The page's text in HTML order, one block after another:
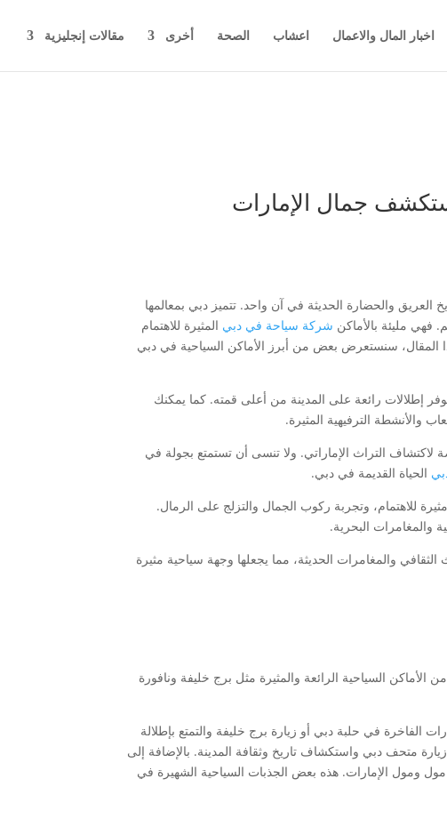
اخبار المال والاعمال اعشاب الصحة أخرى مقالات إنجليزية
جمال الإمارات
العريق والحضارة الحديثة في آن واحد. تتميز دبي بمعالمها
فهي مليئة بالأماكن شركة سياحة في دبي المثيرة للاهتمام
المقال، سنستعرض بعض من أبرز الأماكن السياحية في دبي
إطلالات رائعة على المدينة من أعلى قمته. كما يمكنك
والأنشطة الترفيهية المثيرة.
التراث الإماراتي. ولا تنسى أن تستمتع بجولة في
الحياة القديمة في دبي.
للاهتمام، وتجربة ركوب الجمال والتزلج على الرمال.
والمغامرات البحرية.
الثقافي والمغامرات الحديثة، مما يجعلها وجهة سياحية مثيرة
الأماكن السياحية الرائعة والمثيرة مثل برج خليفة ونافورة
الفاخرة في حلبة دبي أو زيارة برج خليفة والتمتع بإطلالة
متحف دبي واستكشاف تاريخ وثقافة المدينة. بالإضافة إلى
ومول الإمارات. هذه بعض الجذبات السياحية الشهيرة في